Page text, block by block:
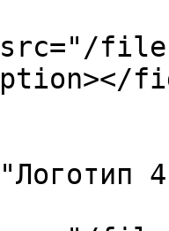
files/